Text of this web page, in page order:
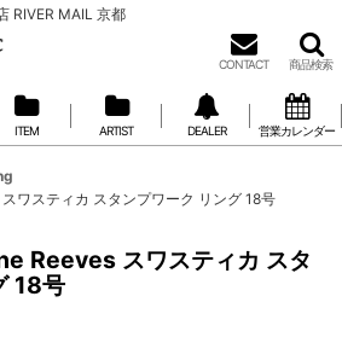
RIVER MAIL 京都
CONTACT 商品検索
ITEM ARTIST DEALER 営業カレンダー
ワスティカ スタンプワーク リング 18号
Reeves スワスティカ スタ
18号